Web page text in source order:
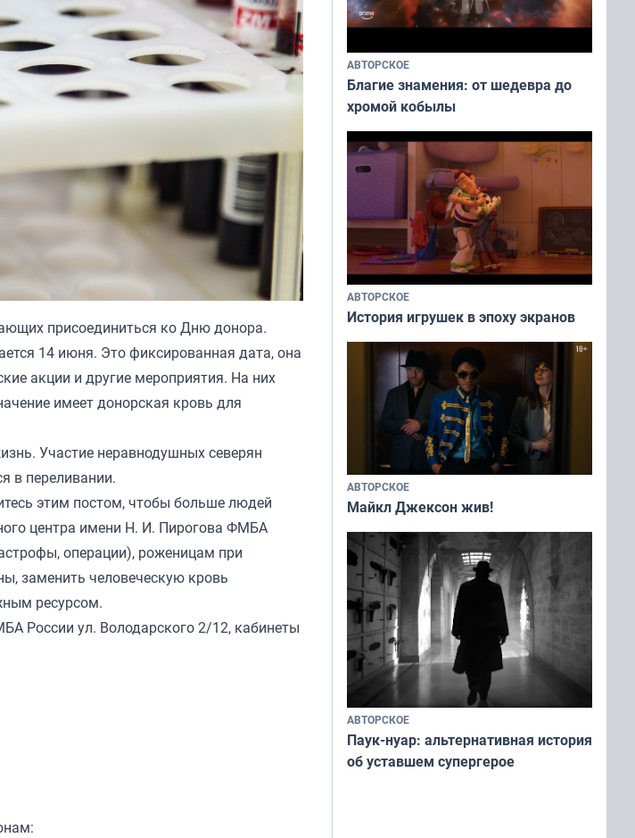
присоединиться ко Дню донора.
14 июня. Это фиксированная дата, она
акции и другие мероприятия. На них
имеет донорская кровь для
Участие неравнодушных северян
в переливании.
этим постом, чтобы больше людей
центра имени Н. И. Пирогова ФМБА
операции), роженицам при
заменить человеческую кровь
ресурсом.
России ул. Володарского 2/12, кабинеты
АВТОРСКОЕ
Благие знамения: от шедевра до
хромой кобылы
АВТОРСКОЕ
История игрушек в эпоху экранов
АВТОРСКОЕ
Майкл Джексон жив!
АВТОРСКОЕ
Паук-нуар: альтернативная история
об уставшем супергерое